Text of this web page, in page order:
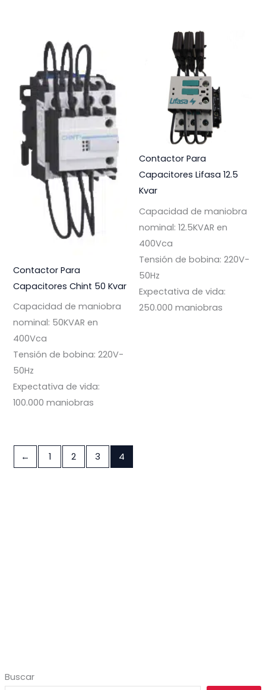
Buscar
Contactor Para
Capacitores Chint 50 Kvar
Capacidad de maniobra
nominal: 50KVAR en
400Vca
Tensión de bobina: 220V-
50Hz
Expectativa de vida:
100.000 maniobras
Contactor Para
Capacitores Lifasa 12.5
Kvar
Capacidad de maniobra
nominal: 12.5KVAR en
400Vca
Tensión de bobina: 220V-
50Hz
Expectativa de vida:
250.000 maniobras
← 1 2 3 4